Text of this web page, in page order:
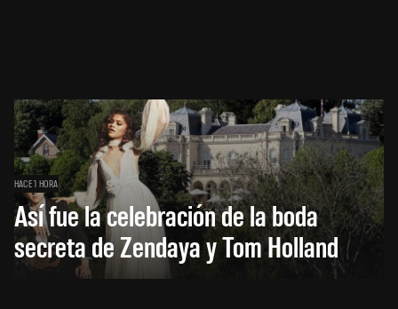
HACE 1 HORA
Así fue la celebración de la boda
secreta de Zendaya y Tom Holland